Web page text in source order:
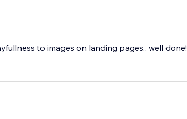
to images on landing pages.. well done!